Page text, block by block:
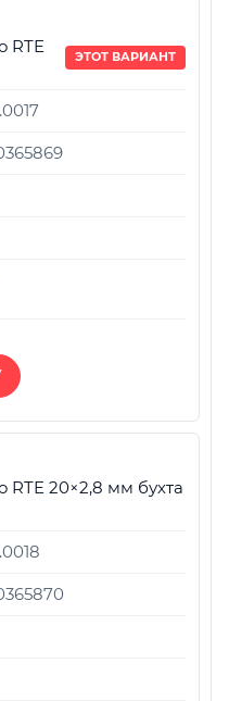
RTE
ЭТОТ ВАРИАНТ
RTE 20×2,8 мм бухта